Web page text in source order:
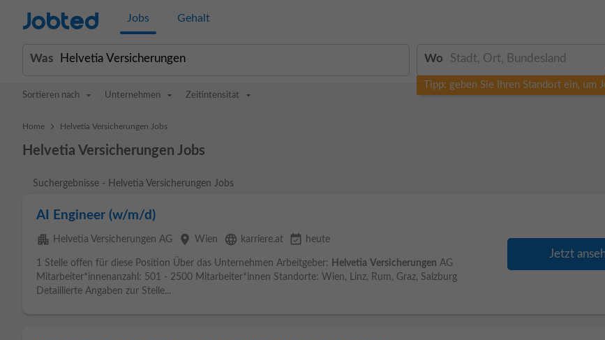
Jobted Jobs Gehalt
Was Wo
Tipp: geben Sie Ihren Standort ein, um
Sortieren nach Unternehmen Zeitintensität
Home > Helvetia Versicherungen Jobs
Helvetia Versicherungen Jobs
Suchergebnisse - Helvetia Versicherungen Jobs
AI Engineer (w/m/d)
apartment Helvetia Versicherungen AG place Wien language karriere.at event_available heute
1 Stelle offen für diese Position Über das Unternehmen Arbeitgeber: Helvetia Versicherungen AG
Mitarbeiter*innenanzahl: 501 - 2500 Mitarbeiter*innen Standorte: Wien, Linz, Rum, Graz, Salzburg
Detaillierte Angaben zur Stelle...
Jetzt